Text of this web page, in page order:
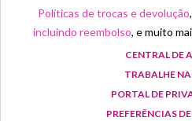
Políticas de trocas e devolução
incluindo reembolso, e muito
CENTRAL DE
TRABALHE
PORTAL DE
PREFERÊNCIAS